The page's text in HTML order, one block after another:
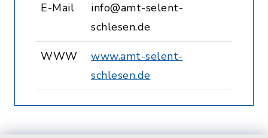
E-Mail
info@amt-selent-
schlesen.de
WWW
www.amt-selent-
schlesen.de